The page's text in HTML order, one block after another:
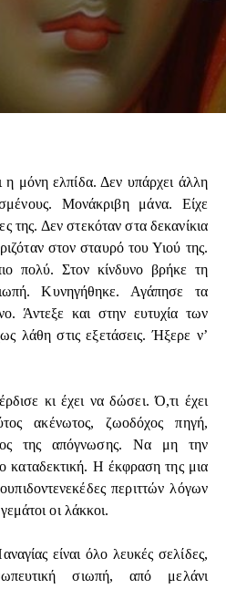
μόνη ελπίδα. Δεν υπάρχει άλλη
Μονάκριβη μάνα. Είχε
της. Δεν στεκόταν στα δεκανίκια
στον σταυρό του Υιού της.
πολύ. Στον κίνδυνο βρήκε τη
Κυνηγήθηκε. Αγάπησε τα
Άντεξε και στην ευτυχία των
λάθη στις εξετάσεις. Ήξερε ν’
κι έχει να δώσει. Ό,τι έχει
ακένωτος, ζωοδόχος πηγή,
της απόγνωσης. Να μη την
καταδεκτική. Η έκφραση της μια
περιττών λόγων
οι λάκκοι.
είναι όλο λευκές σελίδες,
σιωπή, από μελάνι